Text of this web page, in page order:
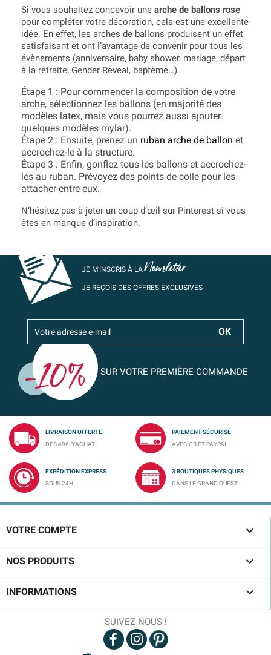
Si vous souhaitez concevoir une arche de ballons rose
pour compléter votre décoration, cela est une excellente
idée. En effet, les arches de ballons produisent un effet
satisfaisant et ont l’avantage de convenir pour tous les
évènements (anniversaire, baby shower, mariage, départ
à la retraite, Gender Reveal, baptême…).
Étape 1 : Pour commencer la composition de votre
arche, sélectionnez les ballons (en majorité des
modèles latex, mais vous pourrez aussi ajouter
quelques modèles mylar).
Étape 2 : Ensuite, prenez un ruban arche de ballon et
accrochez-le à la structure.
Étape 3 : Enfin, gonflez tous les ballons et accrochez-
les au ruban. Prévoyez des points de colle pour les
attacher entre eux.
N’hésitez pas à jeter un coup d’œil sur Pinterest si vous
êtes en manque d’inspiration.
JE M’INSCRIS À LANewsletter
JE REÇOIS DES OFFRES EXCLUSIVES
SUR VOTRE PREMIÈRE COMMANDE
LIVRAISON OFFERTE
DÈS 49€ D'ACHAT
PAIEMENT SÉCURISÉ
AVEC CB ET PAYPAL
EXPÉDITION EXPRESS
SOUS 24H
3 BOUTIQUES PHYSIQUES
DANS LE GRAND OUEST
VOTRE COMPTE 
NOS PRODUITS 
INFORMATIONS 
SUIVEZ-NOUS !